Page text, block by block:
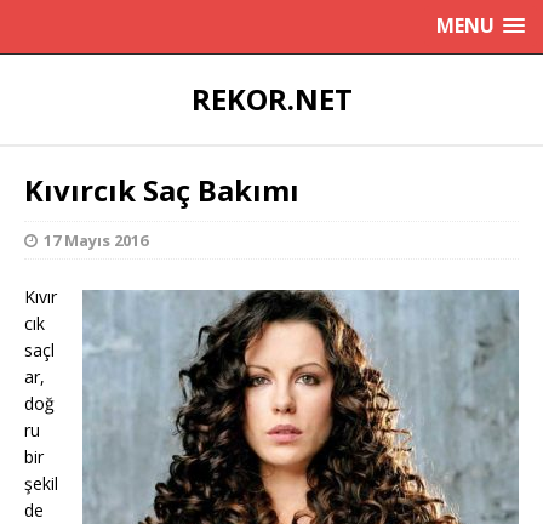
MENU
REKOR.NET
Kıvırcık Saç Bakımı
17 Mayıs 2016
Kıvır
cık
saçl
ar,
doğ
ru
bir
şekil
de